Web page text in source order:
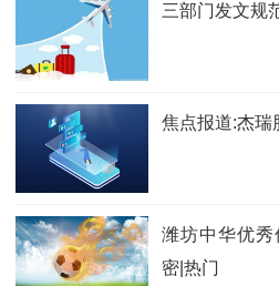
三部门发文规
焦点报道:杰瑞
潍坊中华优
密|热门